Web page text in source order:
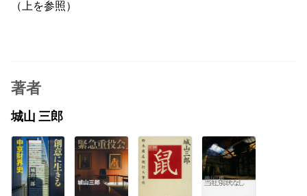
（上を参照）
著者
城山 三郎